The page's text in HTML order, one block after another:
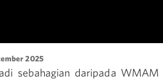
2025
sebahagian daripada